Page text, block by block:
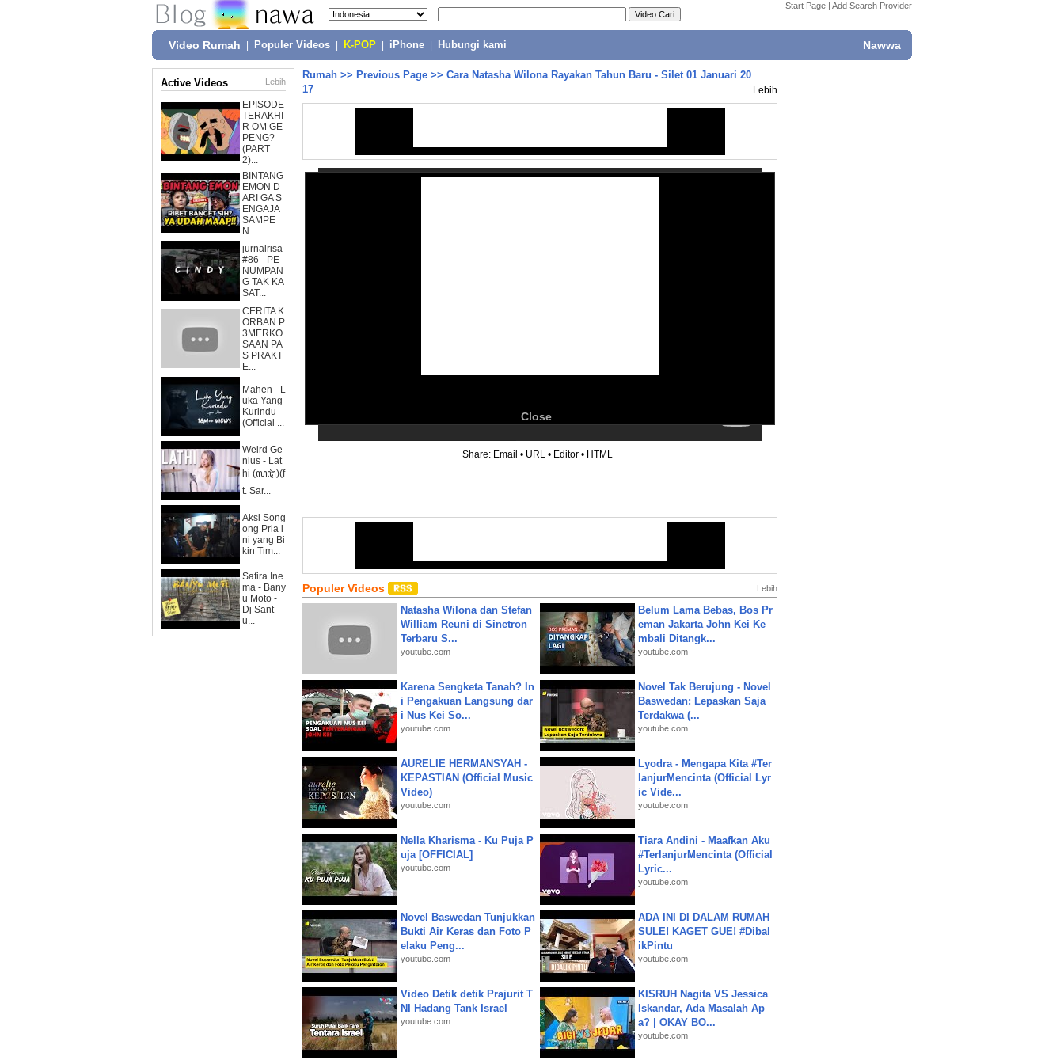
Start Page | Add Search Provider
Video Rumah Populer Videos K-POP iPhone Hubungi kami Nawwa
Active Videos Lebih
EPISODE
TERAKHI
R OM GE
PENG?
(PART
2)...
BINTANG
EMON D
ARI GA S
ENGAJA
SAMPE
N...
jurnalrisa
#86 - PE
NUMPAN
G TAK KA
SAT...
CERITA K
ORBAN P
3MERKO
SAAN PA
S PRAKT
E...
Mahen - L
uka Yang
Kurindu
(Official ...
Weird Ge
nius - Lat
hi (ꦭꦛꦶ)(f
t. Sar...
Aksi Song
ong Pria i
ni yang Bi
kin Tim...
Safira Ine
ma - Bany
u Moto -
Dj Sant
u...
Rumah >> Previous Page >> Cara Natasha Wilona Rayakan Tahun Baru - Silet 01 Januari 20
17
Lebih
Close
Share: Email • URL • Editor • HTML
Populer Videos Lebih
Natasha Wilona dan Stefan
William Reuni di Sinetron
Terbaru S...
youtube.com
Belum Lama Bebas, Bos Pr
eman Jakarta John Kei Ke
mbali Ditangk...
youtube.com
Karena Sengketa Tanah? In
i Pengakuan Langsung dar
i Nus Kei So...
youtube.com
Novel Tak Berujung - Novel
Baswedan: Lepaskan Saja
Terdakwa (...
youtube.com
AURELIE HERMANSYAH -
KEPASTIAN (Official Music
Video)
youtube.com
Lyodra - Mengapa Kita #Ter
lanjurMencinta (Official Lyr
ic Vide...
youtube.com
Nella Kharisma - Ku Puja P
uja [OFFICIAL]
youtube.com
Tiara Andini - Maafkan Aku
#TerlanjurMencinta (Official
Lyric...
youtube.com
Novel Baswedan Tunjukkan
Bukti Air Keras dan Foto P
elaku Peng...
youtube.com
ADA INI DI DALAM RUMAH
SULE! KAGET GUE! #Dibal
ikPintu
youtube.com
Video Detik detik Prajurit T
NI Hadang Tank Israel
youtube.com
KISRUH Nagita VS Jessica
Iskandar, Ada Masalah Ap
a? | OKAY BO...
youtube.com